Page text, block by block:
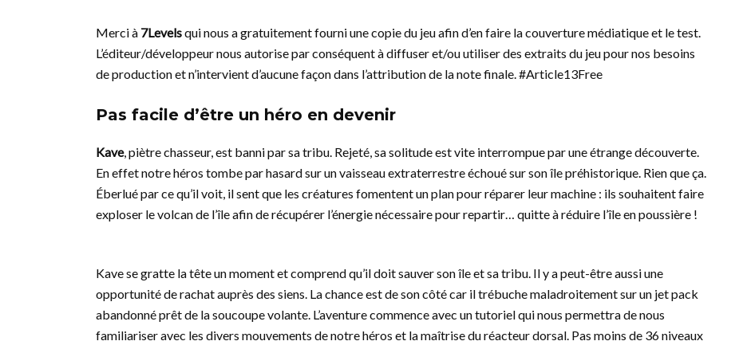
Merci à 7Levelsqui nous a gratuitement fourni une copie du jeu afin d’en faire la couverture médiatique et le test.
L’éditeur/développeur nous autorise par conséquent à diffuser et/ou utiliser des extraits du jeu pour nos besoins
de production et n’intervient d’aucune façon dans l’attribution de la note finale. #Article13Free
Pas facile d’être un héro en devenir
Kave, piètre chasseur, est banni par sa tribu. Rejeté, sa solitude est vite interrompue par une étrange découverte.
En effet notre héros tombe par hasard sur un vaisseau extraterrestre échoué sur son île préhistorique. Rien que ça.
Éberlué par ce qu’il voit, il sent que les créatures fomentent un plan pour réparer leur machine : ils souhaitent faire
exploser le volcan de l’île afin de récupérer l’énergie nécessaire pour repartir… quitte à réduire l’île en poussière !
Kave se gratte la tête un moment et comprend qu’il doit sauver son île et sa tribu. Il y a peut-être aussi une
opportunité de rachat auprès des siens. La chance est de son côté car il trébuche maladroitement sur un jet pack
abandonné prêt de la soucoupe volante. L’aventure commence avec un tutoriel qui nous permettra de nous
familiariser avec les divers mouvements de notre héros et la maîtrise du réacteur dorsal. Pas moins de 36 niveaux